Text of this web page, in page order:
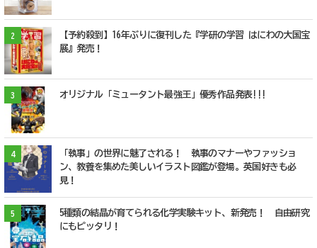
2
【予約殺到】16年ぶりに復刊した『学研の学習 はにわの大国宝
展』発売！
3 オリジナル「ミュータント最強王」優秀作品発表!!!
4
「執事」の世界に魅了される！ 執事のマナーやファッショ
ン、教養を集めた美しいイラスト図鑑が登場。英国好きも必
見！
5
5種類の結晶が育てられる化学実験キット、新発売！ 自由研究
にもピッタリ！